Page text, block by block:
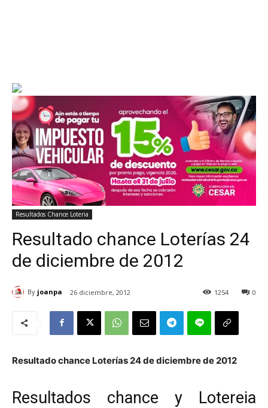
Resultados Chance Loteria
Resultado chance Loterías 24
de diciembre de 2012
By joanpa 26 diciembre, 2012 0
1254
Resultado chance Loterías 24 de diciembre de 2012
Resultados chance y Lotereia